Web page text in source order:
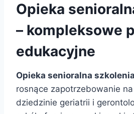
Opieka
– kompleksowe
edukacyjne
Opieka senioralna szkolenia
rosnące zapotrzebowanie
dziedzinie geriatrii i